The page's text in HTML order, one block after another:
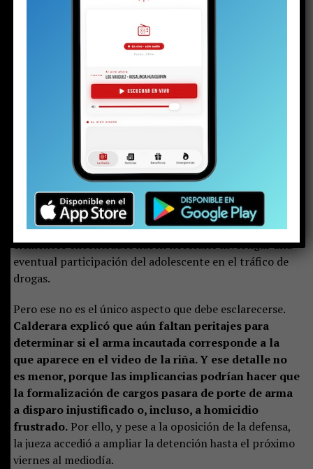
adolescente arrendaba una pieza en una especie de
cité, en pleno centro de Pucón.
Les permitió ingresar y revisar la
Allí explicó, entre otras cosas, que vivía
solo, que ya no asistía al colegio y que los $150 mil del
Pero los policías no solo encontraron una historia dura.
También hallaron un arma calibre .22 con algunas
municiones, marihuana, cocaína y $270 mil en
efectivo. Por ello, el fiscal Calderara solicitó la
ampliación del plazo de la detención, ya que los
elementos encontrados hacen necesario investigar una
eventual participación del adolescente en el tráfico de
drogas.
Pero ese no es el único aspecto que debe esclarecerse.
Calderara explicó que aún faltan peritajes para
determinar si el arma incautada corresponde a la
que aparece en el video de la riña. Y ese detalle no
es menor, porque las implicancias podrían hacer que
la formalización de cargos pasara de porte de arma
a disparo injustificado o, incluso, a homicidio
frustrado.Por ello, y pese a la oposición de la defensa,
la jueza accedió a ampliar la detención hasta el próximo
viernes al mediodía.